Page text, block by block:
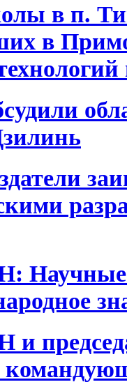
в п.
в
и